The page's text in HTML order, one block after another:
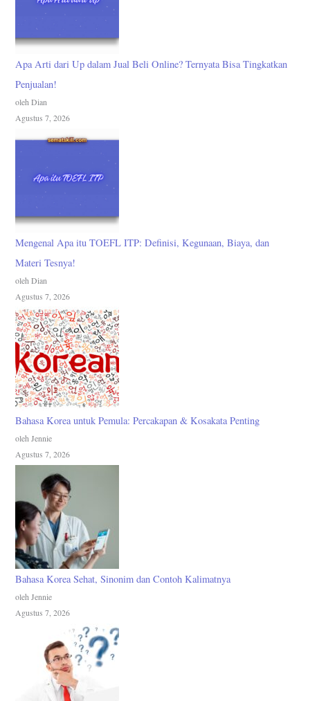
Apa Arti dari Up dalam Jual Beli Online? Ternyata Bisa Tingkatkan
Penjualan!
oleh Dian
Agustus 7, 2026
Mengenal Apa itu TOEFL ITP: Definisi, Kegunaan, Biaya, dan
Materi Tesnya!
oleh Dian
Agustus 7, 2026
Bahasa Korea untuk Pemula: Percakapan & Kosakata Penting
oleh Jennie
Agustus 7, 2026
Bahasa Korea Sehat, Sinonim dan Contoh Kalimatnya
oleh Jennie
Agustus 7, 2026